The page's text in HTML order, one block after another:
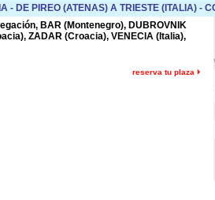
DE PIREO (ATENAS) A TRIESTE (ITALIA) -
BAR (Montenegro), DUBROVNIK
ZADAR (Croacia), VENECIA (Italia),
reserva tu plaza